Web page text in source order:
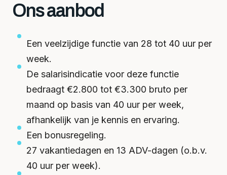
Ons aanbod
Een veelzijdige functie van 28 tot 40 uur per
week.
De salarisindicatie voor deze functie
bedraagt €2.800 tot €3.300 bruto per
maand op basis van 40 uur per week,
afhankelijk van je kennis en ervaring.
Een bonusregeling.
27 vakantiedagen en 13 ADV-dagen (o.b.v.
40 uur per week).